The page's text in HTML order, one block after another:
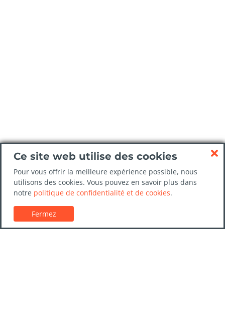
Ce site web utilise des cookies
Pour vous offrir la meilleure expérience possible, nous
utilisons des cookies. Vous pouvez en savoir plus dans
notre politique de confidentialité et de cookies.
Fermez